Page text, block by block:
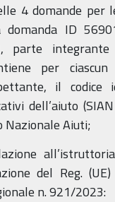
4 domande per
domanda ID
parte
per
il codice
dell’aiuto
Nazionale Aiuti;
del Reg.
n. 921/2023: